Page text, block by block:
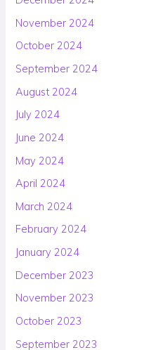
November 2024
October 2024
September 2024
August 2024
July 2024
June 2024
May 2024
April 2024
March 2024
February 2024
January 2024
December 2023
November 2023
October 2023
September 2023